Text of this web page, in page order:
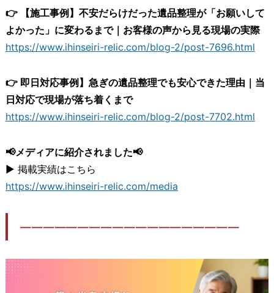
👉 【施工事例】不安だらけだった遺品整理が「お願いして
よかった」に変わるまで｜お客様の声から見る現場の実際
https://www.ihinseiri-relic.com/blog-2/post-7696.html
👉 即日対応事例】急ぎの遺品整理でも安心できた理由｜当
日対応で現場が落ち着くまで
https://www.ihinseiri-relic.com/blog-2/post-7702.html
📢メディアに紹介されました📢
▶ 掲載実績はこちら
https://www.ihinseiri-relic.com/media
―――――――――――――――――――